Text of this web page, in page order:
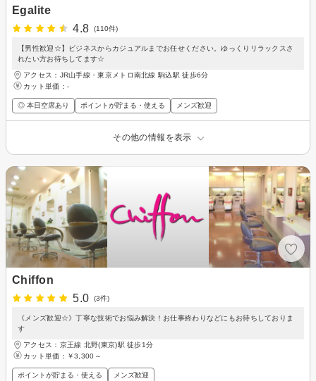
Egalite
4.8
(110件)
【男性歓迎☆】ビジネスからカジュアルまでお任せください。ゆっくりリラックスさ
れたい方お待ちしてます☆
アクセス：JR山手線・東京メトロ南北線 駒込駅 徒歩6分
カット単価： -
◎ 本日空席あり ポイントが貯まる・使える メンズ歓迎
その他の情報を表示
Chiffon
5.0
(3件)
《メンズ歓迎☆》丁寧な技術でお悩み解決！お仕事終わりなどにもお待ちしておりま
す
アクセス：京王線 北野(東京)駅 徒歩1分
カット単価： ￥3,300～
ポイントが貯まる・使える メンズ歓迎